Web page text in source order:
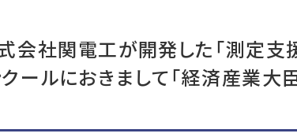
会社関電工が開発した「測定支
ールにおきまして「経済産業大